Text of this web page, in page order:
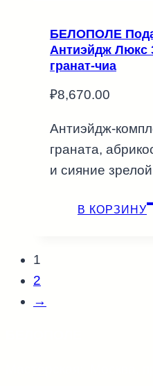
БЕЛОПОЛЕ
Антиэйдж Люкс
гранат-чиа
₽8,670.00
Антиэйдж-
граната,
и сияние
В КОРЗИНУ
1
2
→